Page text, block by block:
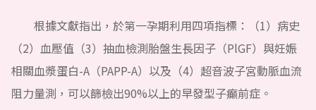
根據文獻指出，於第一孕期利用四項指標：（1）病史
（2）血壓值（3）抽血檢測胎盤生長因子（PlGF）與妊娠
相關血漿蛋白-A（PAPP-A）以及（4）超音波子宮動脈血流
阻力量測，可以篩檢出90%以上的早發型子癲前症。